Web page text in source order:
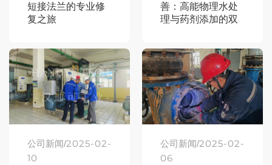
短接法兰的专业修
复之旅
善：高能物理水处
理与药剂添加的双
公司新闻/2025-02-
10
公司新闻/2025-02-
06